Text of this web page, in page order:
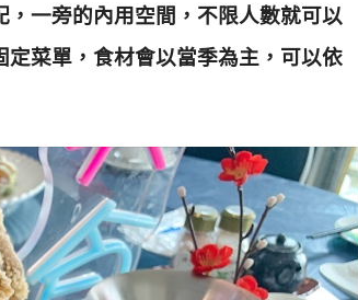
一旁的內用空間，不限人數就可以
菜單，食材會以當季為主，可以依